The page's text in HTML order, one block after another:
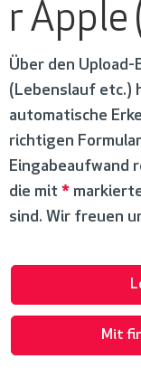
r Apple
Über den
(Lebenslauf etc.)
automatische
richtigen
Eingabeaufwand
die mit *
sind. Wir freuen
Mit